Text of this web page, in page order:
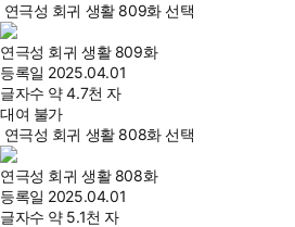
연극성 회귀 생활 809화 선택
연극성 회귀 생활 809화
등록일 2025.04.01
글자수 약 4.7천 자
대여 불가
연극성 회귀 생활 808화 선택
연극성 회귀 생활 808화
등록일 2025.04.01
글자수 약 5.1천 자